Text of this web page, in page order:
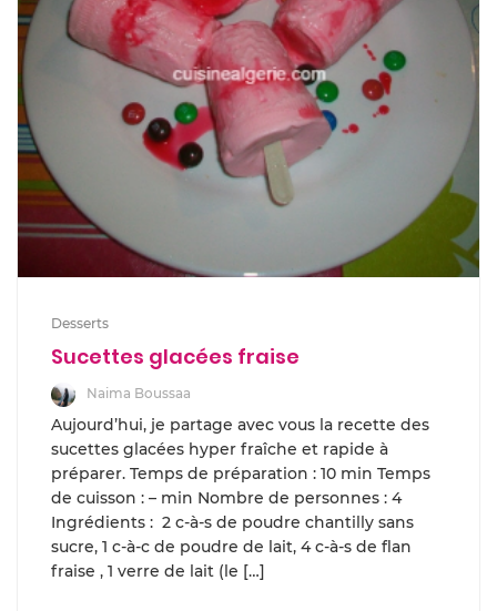
Desserts
Sucettes glacées fraise
Naima Boussaa
Aujourd’hui, je partage avec vous la recette des
sucettes glacées hyper fraîche et rapide à
préparer. Temps de préparation : 10 min Temps
de cuisson : – min Nombre de personnes : 4
Ingrédients : 2 c-à-s de poudre chantilly sans
sucre, 1 c-à-c de poudre de lait, 4 c-à-s de flan
fraise , 1 verre de lait (le […]